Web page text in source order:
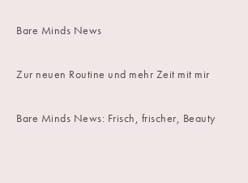
Bare Minds News
Zur neuen Routine und mehr Zeit mit mir
Bare Minds News: Frisch, frischer, Beauty